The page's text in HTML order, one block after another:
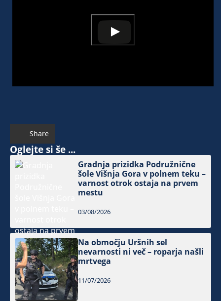
Share
Oglejte si še ...
Gradnja prizidka Podružnične
šole Višnja Gora v polnem teku –
varnost otrok ostaja na prvem
mestu
03/08/2026
Na območju Uršnih sel
nevarnosti ni več – roparja našli
mrtvega
11/07/2026